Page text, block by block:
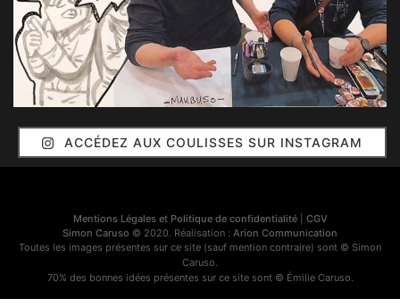
ACCÉDEZ AUX COULISSES SUR INSTAGRAM
Mentions Légales et Politique de confidentialité| CGV
Simon Caruso © 2020. Réalisation : Arion Communication
Toutes les images présentes sur ce site (sauf mention contraire) sont © Simon
Caruso.
70% des bonnes idées présentes sur ce site sont © Émilie Caruso.